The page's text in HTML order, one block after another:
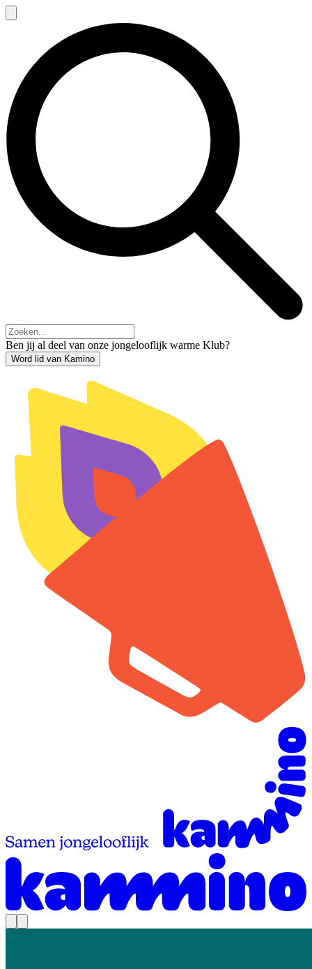
Ben jij al deel van onze jongelooflijk warme Klub?
Word lid van Kamino